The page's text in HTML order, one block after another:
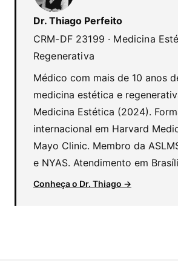
Dr. Thiago Perfeito
CRM-DF 23199 · Medicina
Regenerativa
Médico com mais de 10 anos
medicina estética e
Medicina Estética (2024).
internacional em Harvard
Mayo Clinic. Membro da
e NYAS. Atendimento em
Conheça o Dr. Thiago →